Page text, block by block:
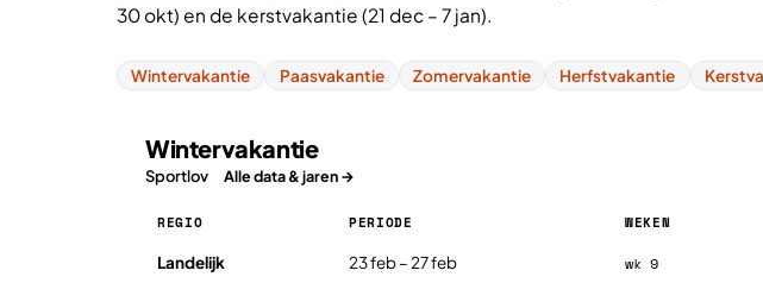
30 okt) en de kerstvakantie (21 dec – 7 jan).
Wintervakantie Paasvakantie Zomervakantie Herfstvakantie
Wintervakantie
Sportlov Alle data & jaren →
Wintervakantie in Zweden 2026, per regio
REGIO PERIODE WEKEN
Landelijk 23 feb – 27 feb wk 9